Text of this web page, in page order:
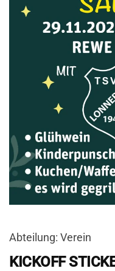
Abteilung: Verein
KICKOFF